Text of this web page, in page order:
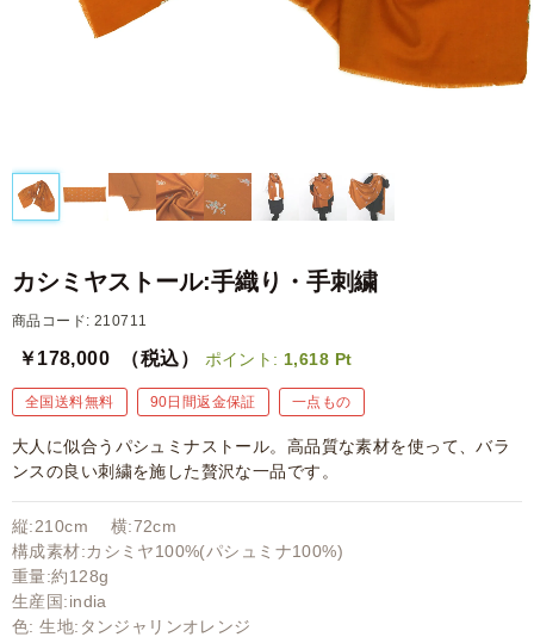
カシミヤストール:手織り・手刺繍
商品コード: 210711
￥178,000 （税込） ポイント: 1,618 Pt
全国送料無料 90日間返金保証 一点もの
大人に似合うパシュミナストール。高品質な素材を使って、バラ
ンスの良い刺繍を施した贅沢な一品です。
縦:210cm 横:72cm
構成素材:カシミヤ100%(パシュミナ100%)
重量:約128g
生産国:india
色: 生地:タンジャリンオレンジ